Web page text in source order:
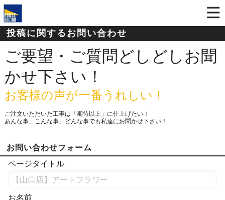
投稿に関するお問い合わせ
ご要望・ご質問どしどしお聞
かせ下さい！
お客様の声が一番うれしい！
ご注文いただいた工事は「期待以上」に仕上げたい！
あんな事、こんな事、どんな事でも私達にお聞かせ下さい！
お問い合わせフォーム
ページタイトル
お名前